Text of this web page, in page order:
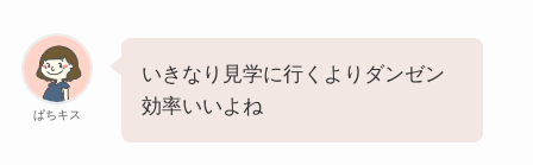
ぱちキス
いきなり見学に行くよりダンゼン
効率いいよね